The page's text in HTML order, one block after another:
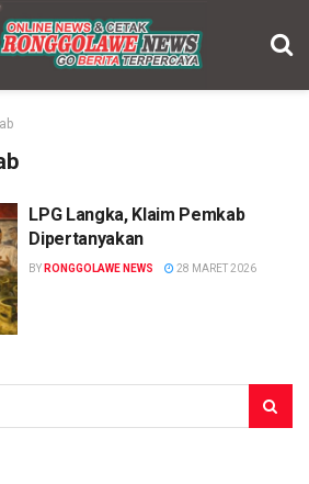
LPG Langka, Klaim Pemkab
Dipertanyakan
BY RONGGOLAWE NEWS 28 MARET 2026